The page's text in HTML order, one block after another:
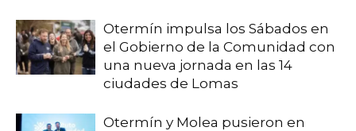
Otermín impulsa los Sábados en
el Gobierno de la Comunidad con
una nueva jornada en las 14
ciudades de Lomas
Otermín y Molea pusieron en